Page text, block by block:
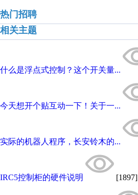
热门招聘
相关主题
什么是浮点式控制？这个开关量...
今天想开个贴互动一下！关于一...
实际的机器人程序，长安铃木的...
IRC5控制柜的硬件说明 [1897]